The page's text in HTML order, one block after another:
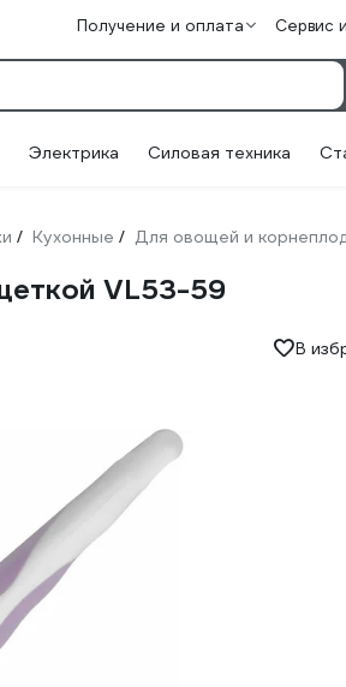
Получение и оплата Сервис
Электрика Силовая техника
/ Кухонные / Для овощей и
VL53-59
В